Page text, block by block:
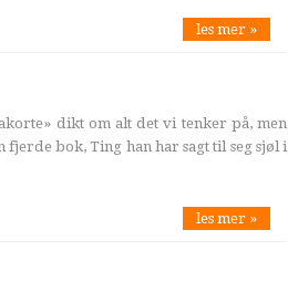
les mer »
dikt om alt det vi tenker på, men
bok, Ting han har sagt til seg sjøl i
les mer »